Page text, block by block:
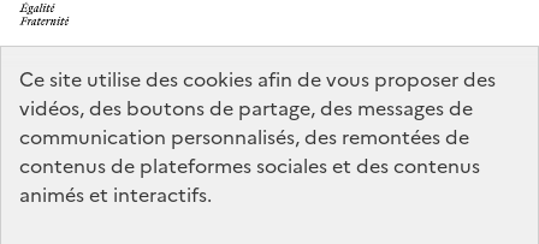
Ce site utilise des cookies afin de vous proposer des
vidéos, des boutons de partage, des messages de
communication personnalisés, des remontées de
contenus de plateformes sociales et des contenus
animés et interactifs.
legifrance.gouv.fr
info.gouv.fr
service-public.gouv.fr
data.gouv.fr